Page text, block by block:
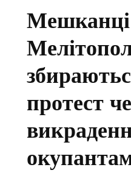
Мешканці
протест